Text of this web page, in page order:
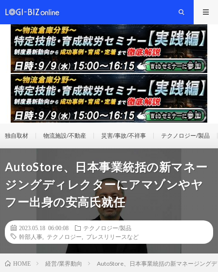
独自取材 物流施設/不動産 災害/事故/不祥事 テクノロジー/製品
AutoStore、日本事業統括の新マネー
ジングディレクターにアマゾンやヤ
フー出身の安高氏就任
2023.05.18 06:00:08
テクノロジー/製品
幹部人事
テクノロジー プレスリリースなど
HOME 経営/業界動向 AutoStore、日本事業統括の新マネージング